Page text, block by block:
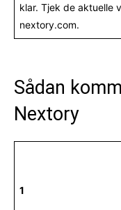
klar. Tjek de aktuelle
nextory.com.
Sådan
Nextory
1